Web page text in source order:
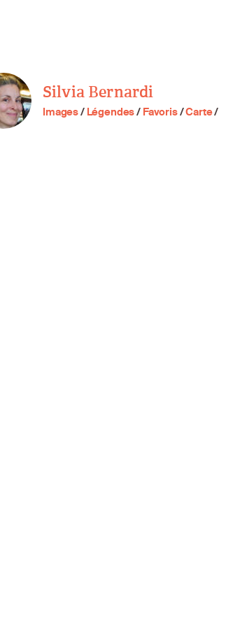
Silvia Bernardi
Images/ Légendes/ Favoris/Carte/